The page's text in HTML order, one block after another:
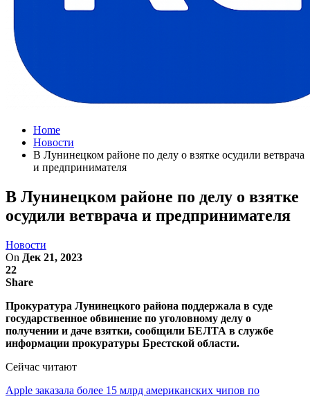
Home
Новости
В Лунинецком районе по делу о взятке осудили ветврача
и предпринимателя
В Лунинецком районе по делу о взятке
осудили ветврача и предпринимателя
Новости
On Дек 21, 2023
22
Share
Прокуратура Лунинецкого района поддержала в суде
государственное обвинение по уголовному делу о
получении и даче взятки, сообщили БЕЛТА в службе
информации прокуратуры Брестской области.
Сейчас читают
Apple заказала более 15 млрд американских чипов по